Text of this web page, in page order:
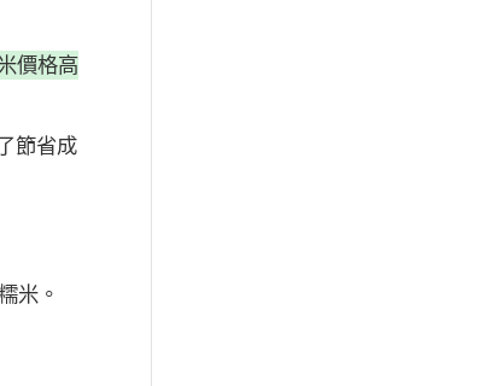
價格高
節省成
米。